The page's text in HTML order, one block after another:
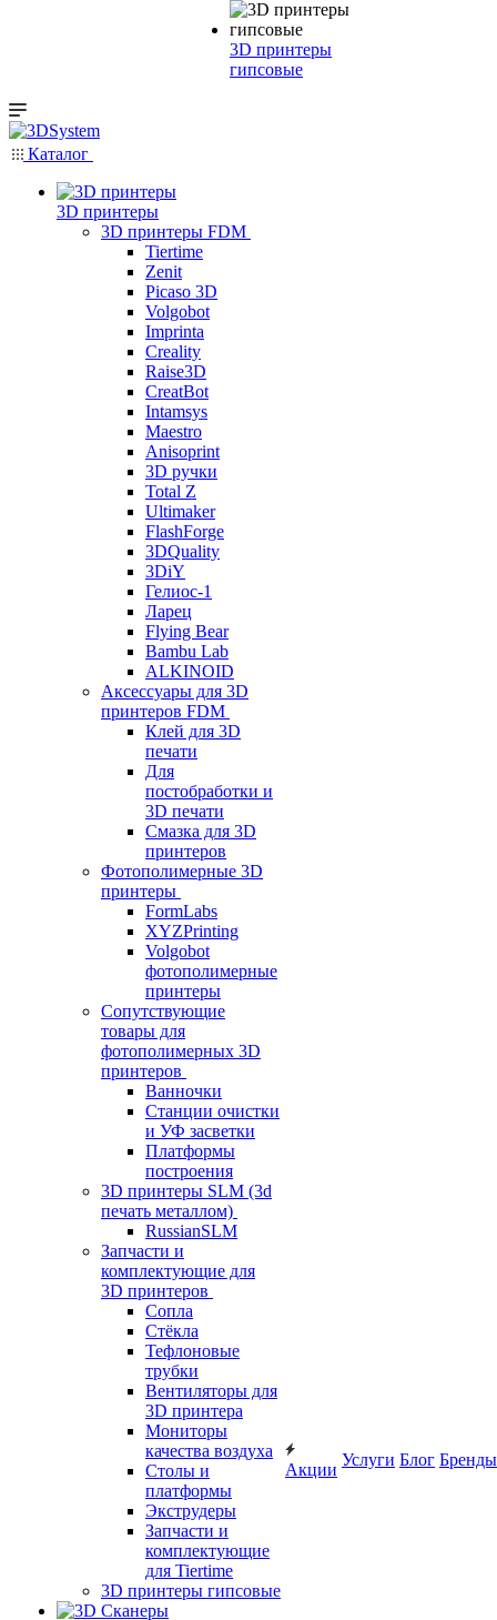
3D принтеры
гипсовые
Каталог
3D принтеры
3D принтеры FDM
Tiertime
Zenit
Picaso 3D
Volgobot
Imprinta
Creality
Raise3D
CreatBot
Intamsys
Maestro
Anisoprint
3D ручки
Total Z
Ultimaker
FlashForge
3DQuality
3DiY
Гелиос-1
Ларец
Flying Bear
Bambu Lab
ALKINOID
Аксессуары для 3D
принтеров FDM
Клей для 3D
печати
Для
постобработки и
3D печати
Смазка для 3D
принтеров
Фотополимерные 3D
принтеры
FormLabs
XYZPrinting
Volgobot
фотополимерные
принтеры
Сопутствующие
товары для
фотополимерных 3D
принтеров
Ванночки
Станции очистки
и УФ засветки
Платформы
построения
3D принтеры SLM (3d
печать металлом)
RussianSLM
Запчасти и
комплектующие для
3D принтеров
Сопла
Cтёкла
Тефлоновые
трубки
Вентиляторы для
3D принтера
Мониторы
качества воздуха
Столы и
платформы
Экструдеры
Запчасти и
комплектующие
для Tiertime
3D принтеры гипсовые
Акции
Услуги Блог Бренды